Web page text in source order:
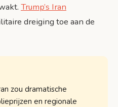
Trump’s Iran
dreiging toe aan de
zou dramatische
en regionale